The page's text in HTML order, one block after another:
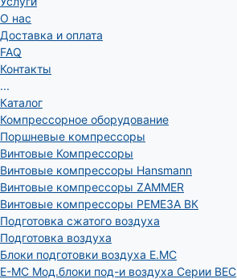
О нас
Доставка и оплата
FAQ
Контакты
...
Каталог
Компрессорное оборудование
Поршневые компрессоры
Винтовые Компрессоры
Винтовые компрессоры Hansmann
Винтовые компрессоры ZAMMER
Винтовые компрессоры РЕМЕЗА ВК
Подготовка сжатого воздуха
Подготовка воздуха
Блоки подготовки воздуха E.MC
E-MC Мод.блоки под-и воздуха Серии BEC